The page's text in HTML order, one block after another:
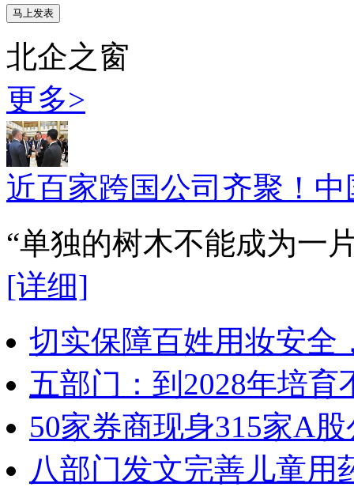
北企之窗
更多>
近百家跨国公司齐聚！
“单独的树木不能成为一
[详细]
切实保障百姓用妆安全
五部门：到2028年培
50家券商现身315家A
八部门发文完善儿童用